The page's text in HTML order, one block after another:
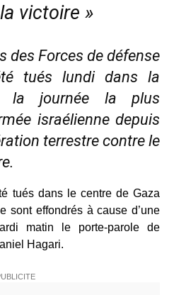
victoire »
des Forces de défense
tués lundi dans la
la journée la plus
israélienne depuis
terrestre contre le
tués dans le centre de Gaza
sont effondrés à cause d’une
matin le porte-parole de
Hagari.